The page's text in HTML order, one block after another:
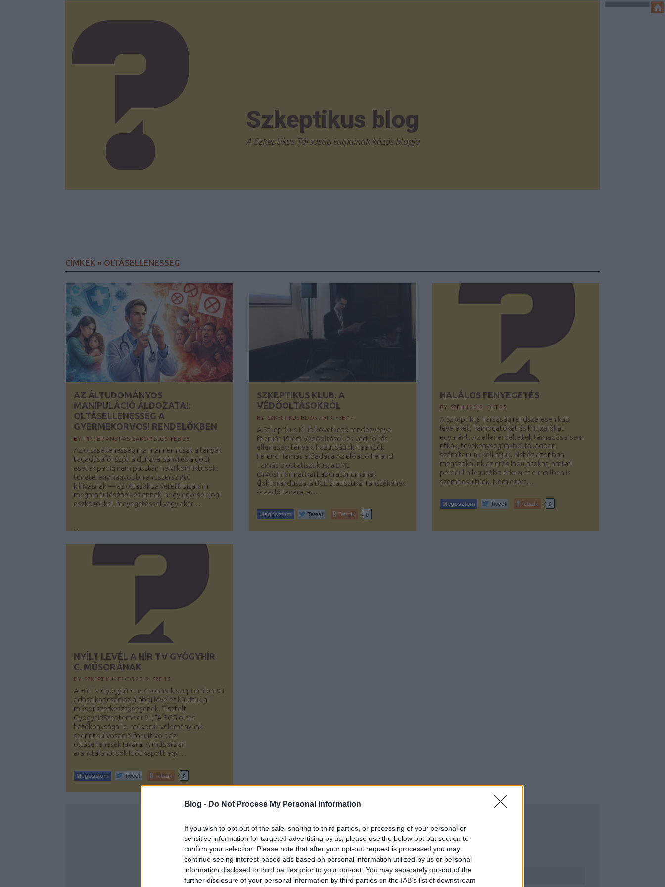
Blog - Do Not Process My Personal Information
If you wish to opt-out of the sale, sharing to third parties, or processing of your personal or
sensitive information for targeted advertising by us, please use the below opt-out section to
confirm your selection. Please note that after your opt-out request is processed you may
continue seeing interest-based ads based on personal information utilized by us or personal
information disclosed to third parties prior to your opt-out. You may separately opt-out of the
further disclosure of your personal information by third parties on the IAB’s list of downstream
Szkeptikus blog
A Szkeptikus Társaság tagjainak közös blogja
CÍMKÉK » OLTÁSELLENESSÉG
AZ ÁLTUDOMÁNYOS
MANIPULÁCIÓ ÁLDOZATAI:
OLTÁSELLENESSÉG A
GYERMEKORVOSI RENDELŐKBEN
BY: PINTÉR ANDRÁS GÁBOR 2026. FEB 26.
Az oltásellenesség ma már nem csak a tények
tagadásáról szól, a dunavarsányi és a gödi
esetek pedig nem pusztán helyi konfliktusok:
tünetei egy nagyobb, rendszerszintű
kihívásnak — az oltásokba vetett bizalom
megrendülésének és annak, hogy egyesek jogi
eszközökkel, fenyegetéssel vagy akár…
...
SZKEPTIKUS KLUB: A
VÉDŐOLTÁSOKRÓL
BY: SZKEPTIKUS BLOG 2013. FEB 14.
A Szkeptikus Klub következő rendezvénye
február 19-én: Védőoltások és védőoltás-
ellenesek: tények, hazugságok, teendők
Ferenci Tamás előadása Az előadó Ferenci
Tamás biostatisztikus, a BME
Orvosinformatikai Laboratóriumának
doktorandusza, a BCE Statisztika Tanszékének
óraadó tanára, a…
Tetszik 0
HALÁLOS FENYEGETÉS
BY: SZEHU 2012. OKT 25.
A Szkeptikus Társaság rendszeresen kap
leveleket. Támogatókat és kritizálókat
egyaránt. Az ellenérdekeltek támadásai sem
ritkák, tevékenységünkből fakadóan
számítanunk kell rájuk. Nehéz azonban
megszoknunk az erős indulatokat, amivel
például a legutóbb érkezett e-mailben is
szembesültünk. Nem ezért…
Tetszik 0
NYÍLT LEVÉL A HÍR TV GYÓGYHÍR
C. MŰSORÁNAK
BY: SZKEPTIKUS BLOG 2012. SZE 16.
A Hír TV Gyógyhír c. műsorának szeptember 9-i
adása kapcsán az alábbi levelet küldtük a
műsor szerkesztőségének. Tisztelt
Gyógyhír!Szeptember 9-i, "A BCG oltás
hatékonysága" c. műsoruk véleményünk
szerint súlyosan elfogult volt az
oltásellenesek javára. A műsorban
aránytalanul sok időt kapott egy…
Tetszik 0
ÍRJ NEKÜNK! KÖVESS MINKET!